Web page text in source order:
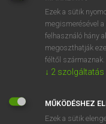
Ezek a sütik
megismerésével
felhasználó hány
megoszthatják
féltől származnak.
↓ 2 szolgáltatás
MŰKÖDÉSHEZ
Ezek a sütik